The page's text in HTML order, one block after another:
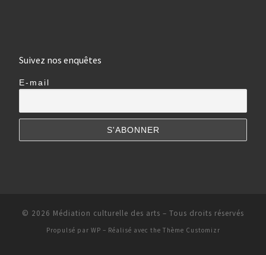
Suivez nos enquêtes
E-mail
© 2026 Médiation culturelle des arts – Tous droits réservés
Propulsé par WP – Réalisé avec the Thème Customizr